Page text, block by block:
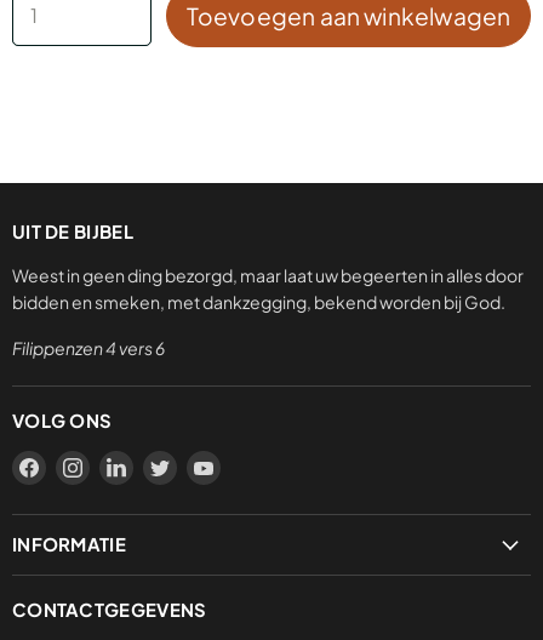
Toevoegen aan winkelwagen
UIT DE BIJBEL
Weest in geen ding bezorgd, maar laat uw begeerten in alles door
bidden en smeken, met dankzegging, bekend worden bij God.
Filippenzen 4 vers 6
VOLG ONS
Vind
Facebook
Vind
Instagram
Vind Vind Vind
INFORMATIE
Verzending & levering
CONTACTGEGEVENS